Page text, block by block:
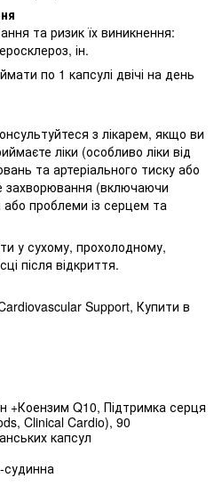
та ризик їх виникнення:
ін.
по 1 капсулі двічі на день
з лікарем, якщо ви
ліки (особливо ліки від
та артеріального тиску або
захворювання (включаючи
проблеми із серцем та
у сухому, прохолодному,
після відкриття.
Support, Купити в
+Коензим Q10, Підтримка серця
Clinical Cardio), 90
капсул